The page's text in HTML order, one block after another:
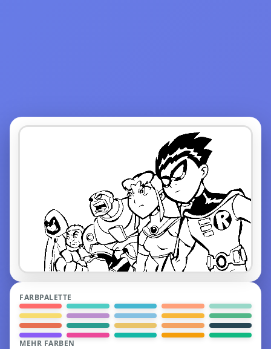
FARBPALETTE
MEHR FARBEN